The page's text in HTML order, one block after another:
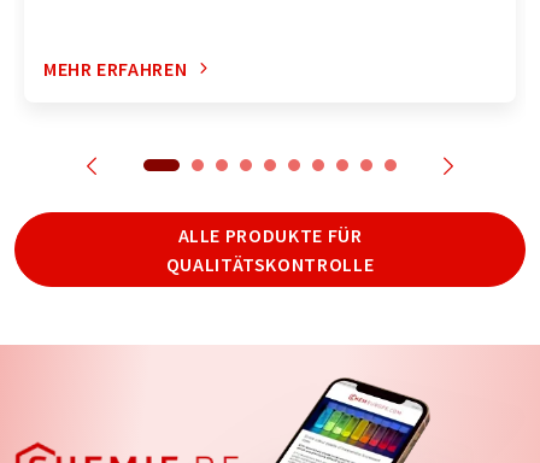
MEHR ERFAHREN
ALLE PRODUKTE FÜR
QUALITÄTSKONTROLLE